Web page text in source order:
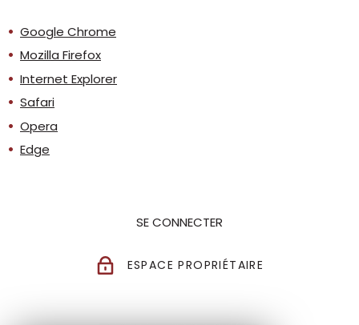
Google Chrome
Mozilla Firefox
Internet Explorer
Safari
Opera
Edge
SE CONNECTER
ESPACE PROPRIÉTAIRE